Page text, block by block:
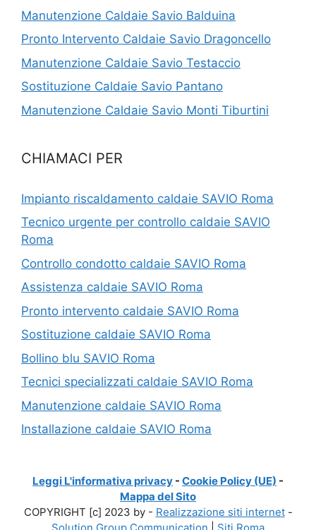
Manutenzione Caldaie Savio Balduina
Pronto Intervento Caldaie Savio Dragoncello
Manutenzione Caldaie Savio Testaccio
Sostituzione Caldaie Savio Pantano
Manutenzione Caldaie Savio Monti Tiburtini
CHIAMACI PER
Impianto riscaldamento caldaie SAVIO Roma
Tecnico urgente per controllo caldaie SAVIO
Roma
Controllo condotto caldaie SAVIO Roma
Assistenza caldaie SAVIO Roma
Pronto intervento caldaie SAVIO Roma
Sostituzione caldaie SAVIO Roma
Bollino blu SAVIO Roma
Tecnici specializzati caldaie SAVIO Roma
Manutenzione caldaie SAVIO Roma
Installazione caldaie SAVIO Roma
Leggi L'informativa privacy - Cookie Policy (UE) -
Mappa del Sito
COPYRIGHT [c] 2023 by - Realizzazione siti internet-